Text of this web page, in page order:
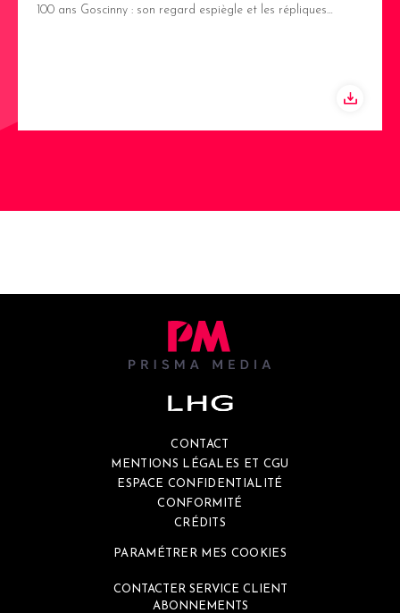
100 ans Goscinny : son regard espiègle et les répliques…
CONTACT
MENTIONS LÉGALES ET CGU
ESPACE CONFIDENTIALITÉ
CONFORMITÉ
CRÉDITS
PARAMÉTRER MES COOKIES
CONTACTER SERVICE CLIENT
ABONNEMENTS